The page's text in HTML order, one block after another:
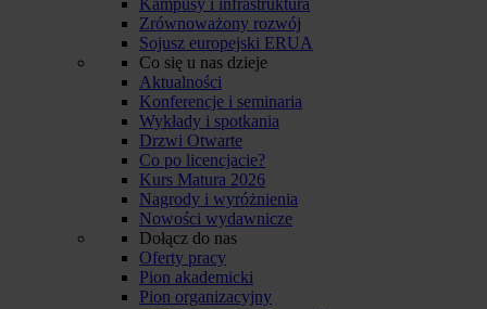
Zrównoważony rozwój
Sojusz europejski ERUA
Co się u nas dzieje
Aktualności
Konferencje i seminaria
Wykłady i spotkania
Drzwi Otwarte
Co po licencjacie?
Kurs Matura 2026
Nagrody i wyróżnienia
Nowości wydawnicze
Dołącz do nas
Oferty pracy
Pion akademicki
Pion organizacyjny